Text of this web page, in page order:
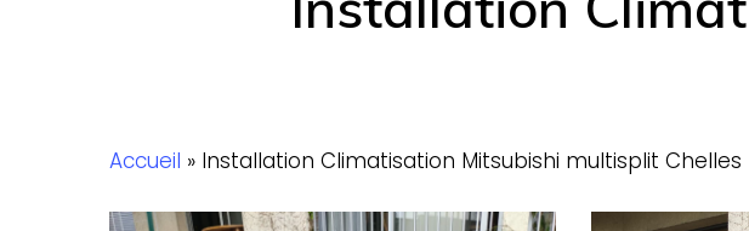
Accueil » Installation Climatisation Mitsubishi multisplit Chelles